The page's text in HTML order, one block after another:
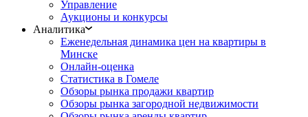
Управление
Аукционы и конкурсы
Аналитика
Еженедельная динамика цен на квартиры в
Минске
Онлайн-оценка
Статистика в Гомеле
Обзоры рынка продажи квартир
Обзоры рынка загородной недвижимости